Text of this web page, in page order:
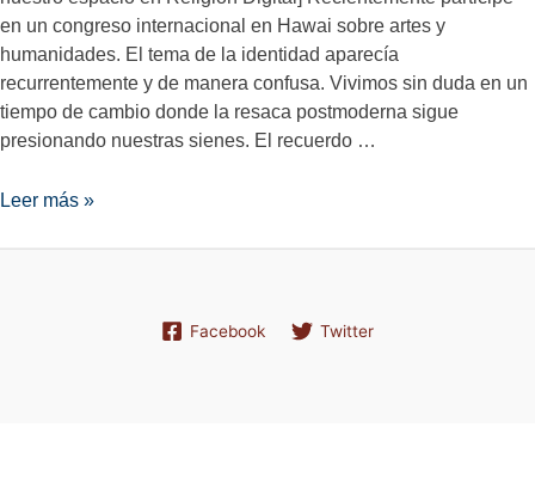
en un congreso internacional en Hawai sobre artes y
humanidades. El tema de la identidad aparecía
recurrentemente y de manera confusa. Vivimos sin duda en un
tiempo de cambio donde la resaca postmoderna sigue
presionando nuestras sienes. El recuerdo …
Género,
Leer más »
Facebook Twitter